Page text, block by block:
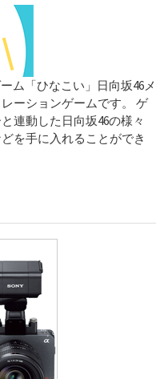
ム「ひなこい」日向坂46メ
ーションゲームです。 ゲ
連動した日向坂46の様々
を手に入れることができ